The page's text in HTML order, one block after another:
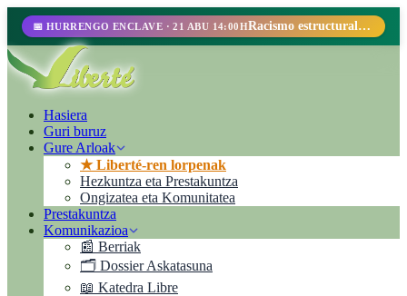
📅 HURRENGO ENCLAVE · 21 ABU 14:00H Racismo estructural, perfilamiento racial y abolicionismo carcelario.
Hasiera
Guri buruz
Gure Arloak
★ Liberté-ren lorpenak
Hezkuntza eta Prestakuntza
Ongizatea eta Komunitatea
Prestakuntza
Komunikazioa
📰 Berriak
🗂️ Dossier Askatasuna
📖 Katedra Libre